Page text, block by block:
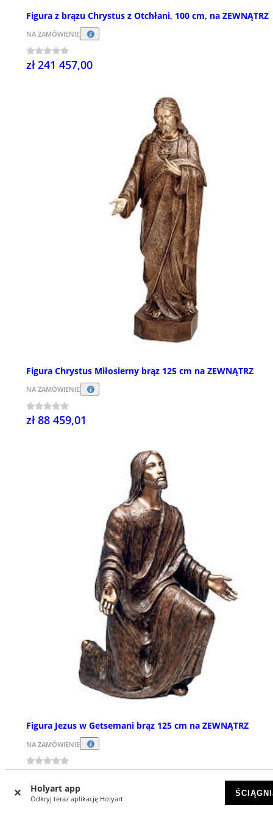
Holyart app
Odkryj teraz aplikację Holyart
Figura z brązu Chrystus z Otchłani, 100 cm, na ZEWNĄTRZ
NA ZAMÓWIENIE
zł 241 457,00
Figura Chrystus Miłosierny brąz 125 cm na ZEWNĄTRZ
NA ZAMÓWIENIE
zł 88 459,01
Figura Jezus w Getsemani brąz 125 cm na ZEWNĄTRZ
NA ZAMÓWIENIE